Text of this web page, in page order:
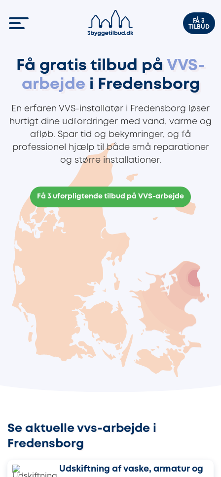
FÅ 3
TILBUD
Få gratis tilbud på VVS-
arbejde i Fredensborg
En erfaren VVS-installatør i Fredensborg løser
hurtigt dine udfordringer med vand, varme og
afløb. Spar tid og bekymringer, og få
professionel hjælp til både små reparationer
og større installationer.
Få 3 uforpligtende tilbud på VVS-arbejde
Se aktuelle vvs-arbejde i
Fredensborg
Udskiftning af vaske, armatur og